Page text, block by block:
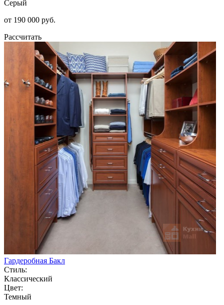
Серый
от 190 000 руб.
Рассчитать
Гардеробная Бакл
Стиль:
Классический
Цвет:
Темный